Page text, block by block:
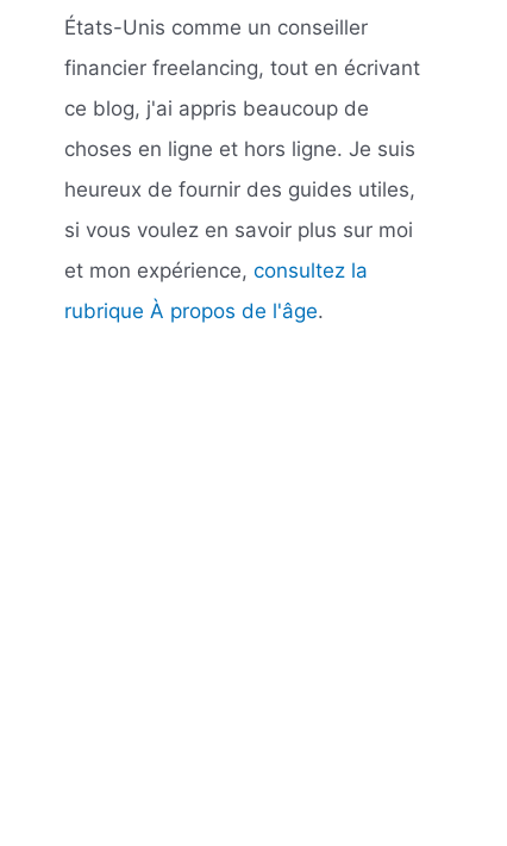
États-Unis comme un conseiller
financier freelancing, tout en écrivant
ce blog, j'ai appris beaucoup de
choses en ligne et hors ligne. Je suis
heureux de fournir des guides utiles,
si vous voulez en savoir plus sur moi
et mon expérience, consultez la
rubrique À propos de l'âge.